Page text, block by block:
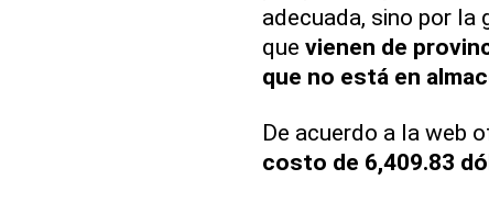
adecuada, sino por la
que vienen de
que no está en
De acuerdo a la web
costo de 6,409.83